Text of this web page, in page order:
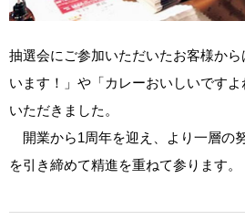
抽選会にご参加いただいたお客様か
います！」や「カレーおいしいです
いただきました。
開業から1周年を迎え、より一層の
を引き締めて精進を重ねて参ります。